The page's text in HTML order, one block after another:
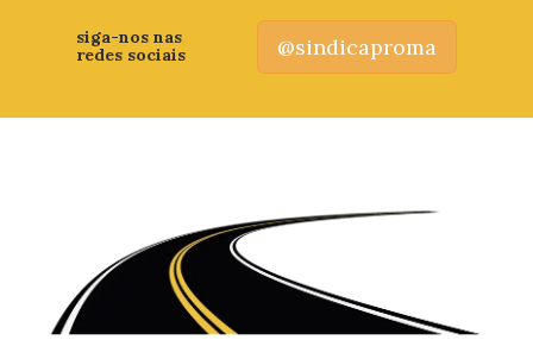
siga-nos nas
redes sociais
@sindicaproma